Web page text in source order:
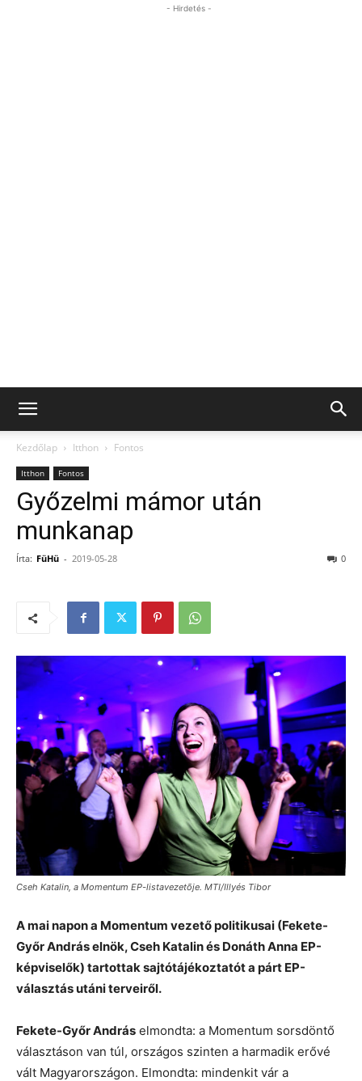
- Hirdetés -
Kezdőlap Itthon Fontos
Itthon Fontos
Győzelmi mámor után
munkanap
Írta: FüHü - 2019-05-28 0
Cseh Katalin, a Momentum EP-listavezetõje. MTI/Illyés Tibor
A mai napon a Momentum vezető politikusai (Fekete-
Győr András elnök, Cseh Katalin és Donáth Anna EP-
képviselők) tartottak sajtótájékoztatót a párt EP-
választás utáni terveiről.
Fekete-Győr András elmondta: a Momentum sorsdöntő
választáson van túl, országos szinten a harmadik erővé
vált Magyarországon. Elmondta: mindenkit vár a